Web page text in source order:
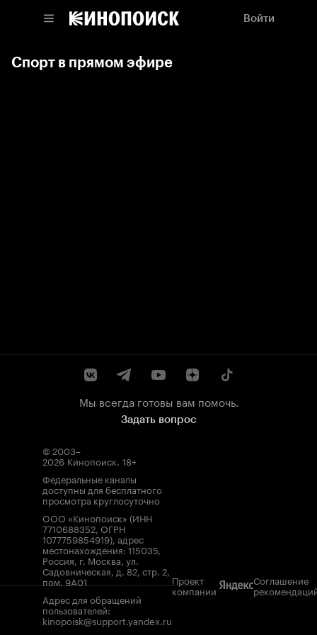
Войти
Спорт в прямом эфире
Мы всегда готовы вам помочь.
Задать вопрос
© 2003–
2026 Кинопоиск. 18+
Федеральные каналы
доступны для бесплатного
просмотра круглосуточно
ООО «Кинопоиск» (ИНН
7710688352, ОГРН
1077759854919), адрес
местонахождения: 115035,
Россия, г. Москва, ул.
Садовническая, д. 82, стр. 2,
пом. 9А01
Адрес для обращений
пользователей:
kinopoisk@support.yandex.ru
Проект
компании
Соглашение